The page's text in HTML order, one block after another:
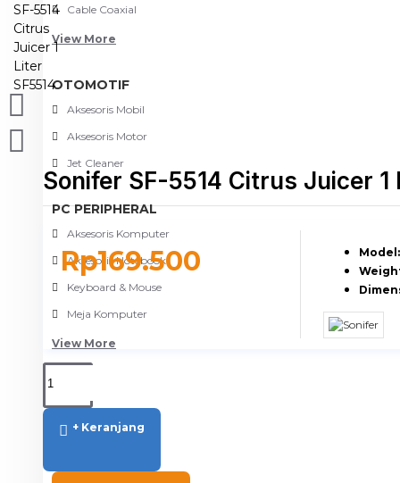
Cable Coaxial
View More
OTOMOTIF
Aksesoris Mobil
Aksesoris Motor
Jet Cleaner
PC PERIPHERAL
Aksesoris Komputer
Aksesoris Notebook
Keyboard & Mouse
Meja Komputer
View More
PERTUKANGAN
Sonifer SF-5514 Citrus Juicer 1
Rp169.500 Model:
+ Keranjang